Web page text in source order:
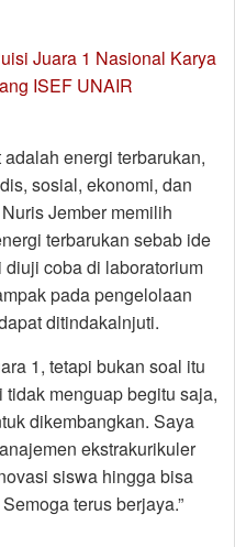
Juara 1 Nasional Karya
ISEF UNAIR
energi terbarukan,
sosial, ekonomi, dan
Jember memilih
terbarukan sebab ide
coba di laboratorium
pada pengelolaan
ditindakalnjuti.
1, tetapi bukan soal itu
menguap begitu saja,
dikembangkan. Saya
ekstrakurikuler
siswa hingga bisa
terus berjaya.”